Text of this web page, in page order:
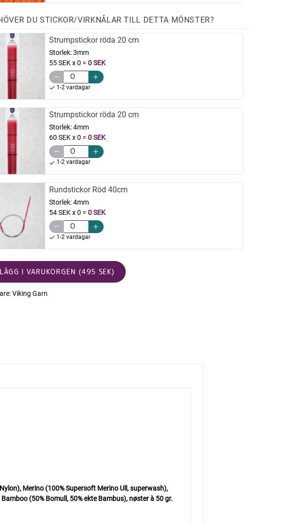
DU STICKOR/VIRKNÅLAR TILL DETTA MÖNSTER?
Strumpstickor röda 20 cm
Storlek:3mm
55 SEK x 0 = 0 SEK
1-2 vardagar
Strumpstickor röda 20 cm
Storlek:4mm
60 SEK x 0 = 0 SEK
1-2 vardagar
Rundstickor Röd 40cm
Storlek:4mm
54 SEK x 0 = 0 SEK
1-2 vardagar
LÄGG I VARUKORGEN (495 SEK)
Viking Garn
Merino (100% Supersoft Merino Ull, superwash),
Bamboo (50% Bomull, 50% ekte Bambus), nøster à 50 gr.